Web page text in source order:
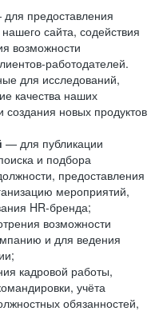
предоставления
сайта, содействия
возможности
работодателей.
для исследований,
качества наших
создания новых продуктов
— для публикации
и подбора
предоставления
мероприятий,
HR-бренда;
возможности
и для ведения
кадровой работы,
учёта
обязанностей,